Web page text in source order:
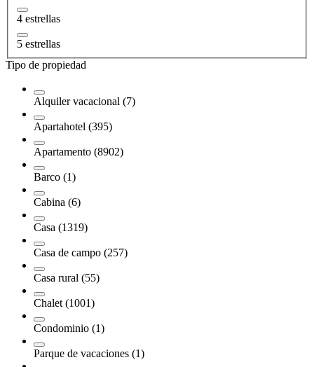
4 estrellas
5 estrellas
Tipo de propiedad
Alquiler vacacional (7)
Apartahotel (395)
Apartamento (8902)
Barco (1)
Cabina (6)
Casa (1319)
Casa de campo (257)
Casa rural (55)
Chalet (1001)
Condominio (1)
Parque de vacaciones (1)